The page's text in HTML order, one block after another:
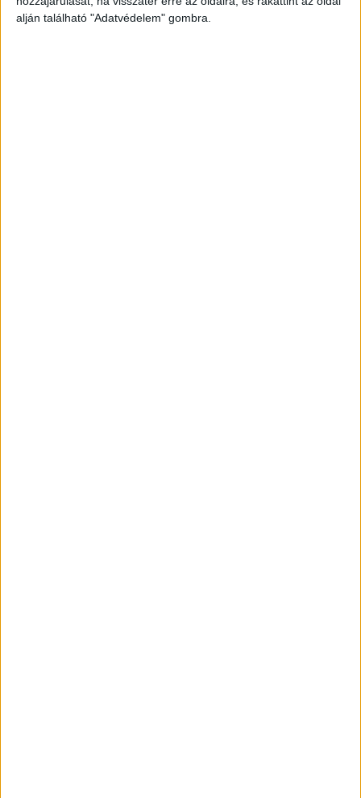
alján található "Adatvédelem" gombra.
percekben (este 9 óra körül) is több autó